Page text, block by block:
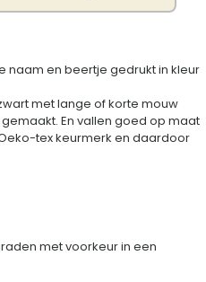
naam en beertje gedrukt in kleur
met lange of korte mouw
En vallen goed op maat
tex keurmerk en daardoor
met voorkeur in een